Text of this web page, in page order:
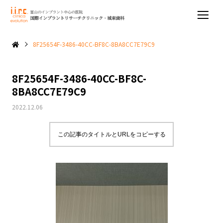
8F25654F-3486-40CC-BF8C-8BA8CC7E79C9
8F25654F-3486-40CC-BF8C-
8BA8CC7E79C9
2022.12.06
この記事のタイトルとURLをコピーする